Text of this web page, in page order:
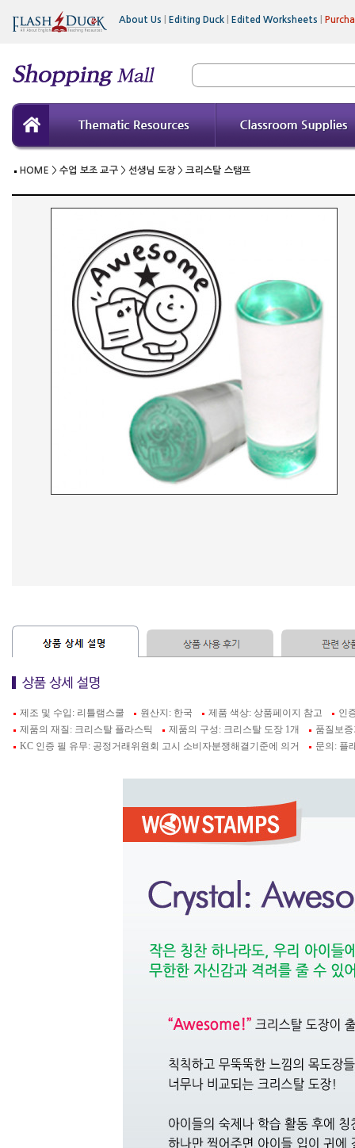
About Us Editing Duck Edited Worksheets
HOME > 수업 보조 교구> 선생님 도장>크리스탈 스탬프
제조 및 수입: 리틀램스쿨 원산지: 한국 제품 색상: 상품페이지 참고
인
제품의 재질: 크리스탈 플라스틱
제품의 구성: 크리스탈 도장 1개
품질보
KC 인증 필 유무: 공정거래위원회 고시 소비자분쟁해결기준에 의거
문의: 플